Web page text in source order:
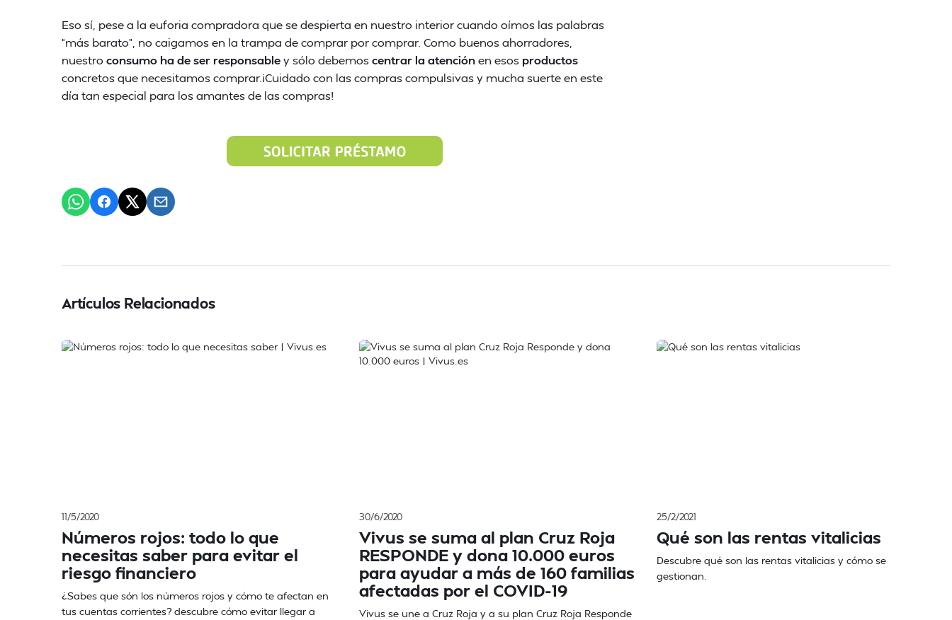
Eso sí, pese a la euforia compradora que se despierta en nuestro interior cuando oímos las palabras
“más barato”, no caigamos en la trampa de comprar por comprar. Como buenos ahorradores,
nuestro consumo ha de ser responsabley sólo debemoscentrar la atenciónen esos productos
concretos que necesitamos comprar.¡Cuidado con las compras compulsivas y mucha suerte en este
día tan especial para los amantes de las compras!
Artículos Relacionados
11/5/2020
Números rojos: todo lo que
necesitas saber para evitar el
riesgo financiero
¿Sabes que són los números rojos y cómo te afectan en
tus cuentas corrientes? descubre cómo evitar llegar a
30/6/2020
Vivus se suma al plan Cruz Roja
RESPONDE y dona 10.000 euros
para ayudar a más de 160 familias
afectadas por el COVID-19
Vivus se une a Cruz Roja y a su plan Cruz Roja Responde
25/2/2021
Qué son las rentas vitalicias
Descubre qué son las rentas vitalicias y cómo se
gestionan.